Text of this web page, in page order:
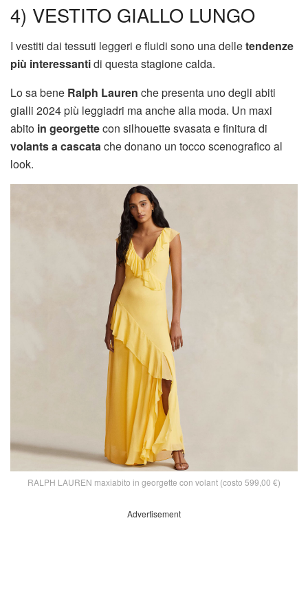
4) VESTITO GIALLO LUNGO
I vestiti dai tessuti leggeri e fluidi sono una delletendenze
più interessantidi questa stagione calda.
Lo sa bene Ralph Lauren che presenta uno degli abiti
gialli 2024 più leggiadri ma anche alla moda. Un maxi
abito in georgettecon silhouette svasata e finitura di
volants a cascatache donano un tocco scenografico al
look.
RALPH LAUREN maxiabito in georgette con volant (costo 599,00 €)
Advertisement